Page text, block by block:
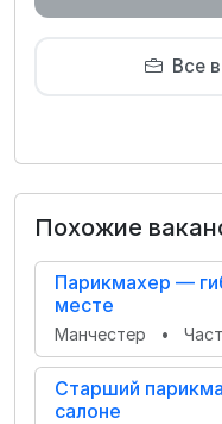
Все
Похожие
Парикмахер —
месте
Манчестер •
Старший
салоне